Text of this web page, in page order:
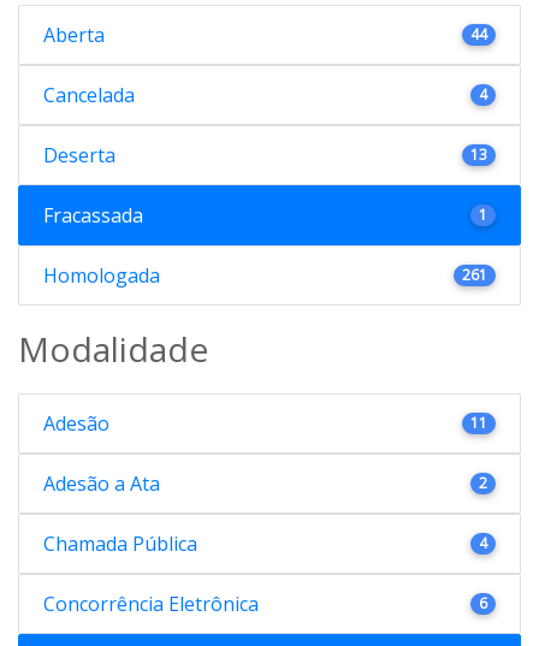
Aberta 44
Cancelada 4
Deserta 13
Fracassada 1
Homologada 261
Modalidade
Adesão 11
Adesão a Ata 2
Chamada Pública 4
Concorrência Eletrônica 6